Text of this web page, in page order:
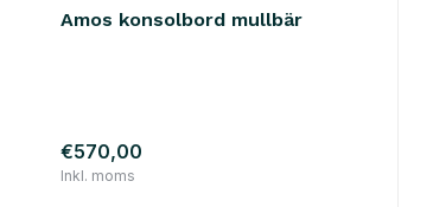
Amos konsolbord mullbär
€570,00
Inkl. moms